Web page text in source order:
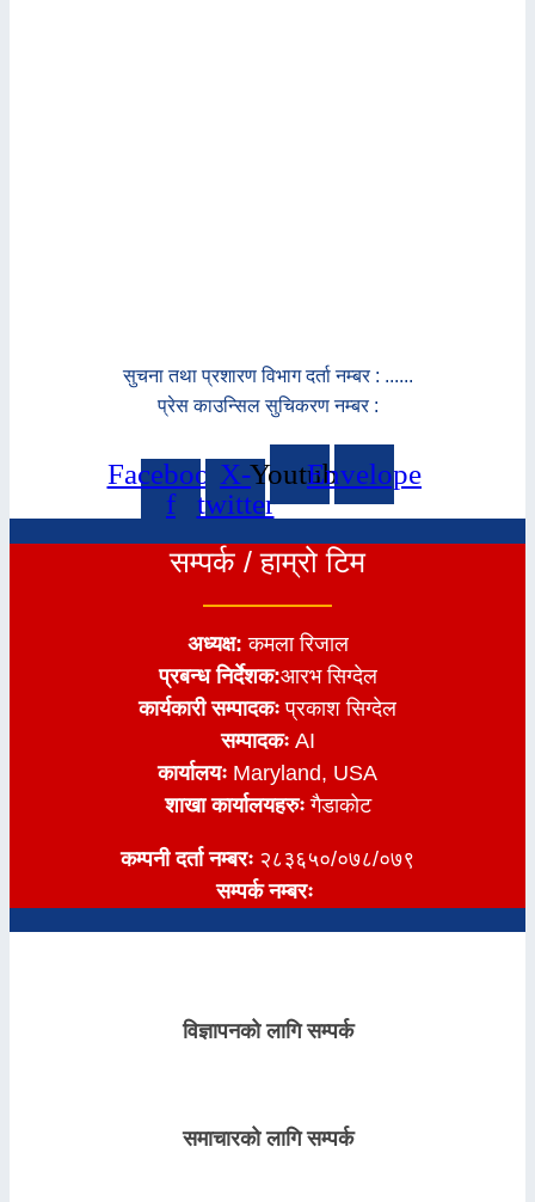
सुचना तथा प्रशारण विभाग दर्ता नम्बर : ......
प्रेस काउन्सिल सुचिकरण नम्बर :
Facebook-
f
X-
twitter
YoutubeEnvelope
सम्पर्क / हाम्रो टिम
अध्यक्ष:कमला रिजाल
प्रबन्ध निर्देशक:आरभ सिग्देल
कार्यकारी सम्पादकः प्रकाश सिग्देल
सम्पादकःAI
कार्यालयः Maryland, USA
शाखा कार्यालयहरुःगैडाकोट
कम्पनी दर्ता नम्बरः २८३६५०/०७८/०७९
सम्पर्क नम्बरः
विज्ञापनको लागि सम्पर्क
समाचारको लागि सम्पर्क